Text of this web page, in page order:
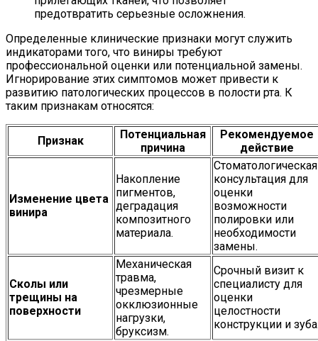
предотвратить серьезные осложнения.
Определенные клинические признаки могут служить
индикаторами того, что виниры требуют
профессиональной оценки или потенциальной замены.
Игнорирование этих симптомов может привести к
развитию патологических процессов в полости рта. К
таким признакам относятся:
Признак
Потенциальная
причина
Рекомендуемое
действие
Изменение цвета
винира
Накопление
пигментов,
деградация
композитного
материала.
Стоматологическая
консультация для
оценки
возможности
полировки или
необходимости
замены.
Сколы или
трещины на
поверхности
Механическая
травма,
чрезмерные
окклюзионные
нагрузки,
бруксизм.
Срочный визит к
специалисту для
оценки
целостности
конструкции и